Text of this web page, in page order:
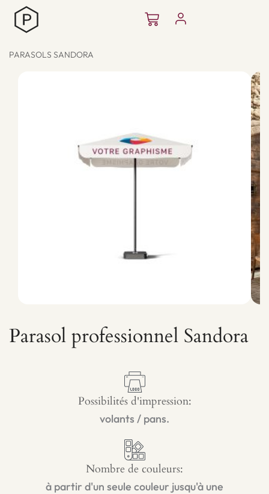
contenu
Panier
PARASOLS SANDORA
Parasol professionnel Sandora
Possibilités d'impression:
volants / pans.
Nombre de couleurs:
à partir d'un seule couleur jusqu'à une